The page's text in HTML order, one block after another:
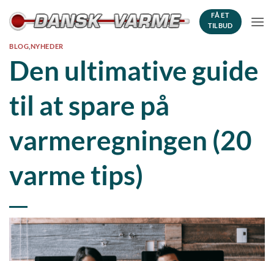
FÅ ET
TILBUD
BLOG NYHEDER
Den ultimative guide
til at spare på
varmeregningen (20
varme tips)